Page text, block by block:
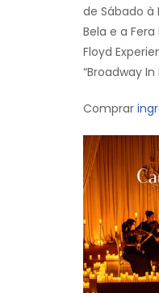
de Sábado à
Bela e a Fera
Floyd
“Broadway
Comprar